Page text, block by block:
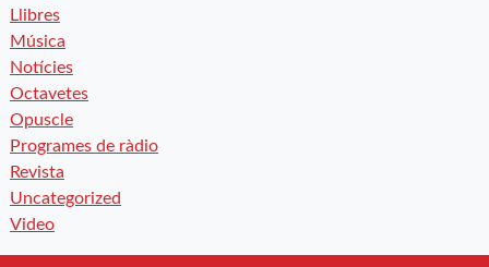
Llibres
Música
Notícies
Octavetes
Opuscle
Programes de ràdio
Revista
Uncategorized
Video